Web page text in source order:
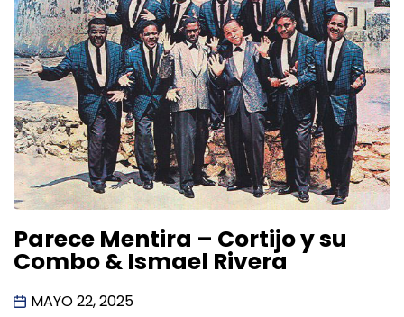
Parece Mentira – Cortijo y su
Combo & Ismael Rivera
MAYO 22, 2025